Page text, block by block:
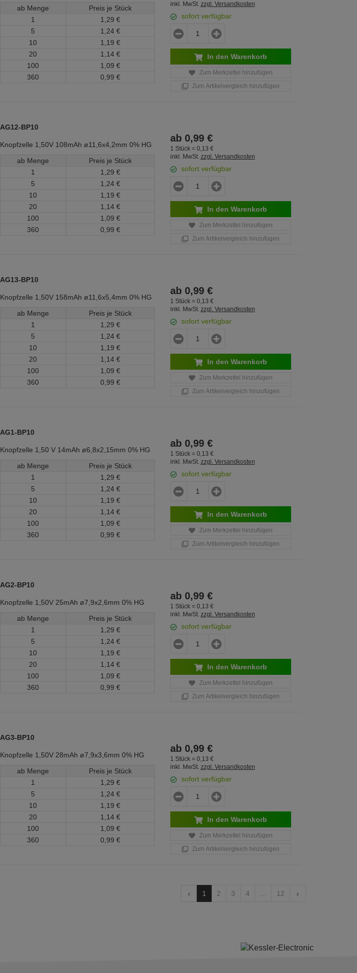
ab Menge
Preis je Stück
1
1, 29 €
5
1, 24 €
10
1, 19 €
20
1, 14 €
100
1, 09 €
360
0, 99 €
inkl. MwSt. zzgl. Versandkosten
sofort verfügbar
In den Warenkorb
Zum Merkzettel hinzufügen
Zum Artikelvergleich hinzufügen
AG12-BP10
Knopfzelle 1,50V 108mAh ø11,6x4,2mm 0% HG
ab Menge
Preis je Stück
1
1, 29 €
5
1, 24 €
10
1, 19 €
20
1, 14 €
100
1, 09 €
360
0, 99 €
ab 0,99 €
1 Stück = 0, 13 €
inkl. MwSt. zzgl. Versandkosten
sofort verfügbar
In den Warenkorb
Zum Merkzettel hinzufügen
Zum Artikelvergleich hinzufügen
AG13-BP10
Knopfzelle 1,50V 158mAh ø11,6x5,4mm 0% HG
ab Menge
Preis je Stück
1
1, 29 €
5
1, 24 €
10
1, 19 €
20
1, 14 €
100
1, 09 €
360
0, 99 €
ab 0,99 €
1 Stück = 0, 13 €
inkl. MwSt. zzgl. Versandkosten
sofort verfügbar
In den Warenkorb
Zum Merkzettel hinzufügen
Zum Artikelvergleich hinzufügen
AG1-BP10
Knopfzelle 1,50 V 14mAh ø6,8x2,15mm 0% HG
ab Menge
Preis je Stück
1
1, 29 €
5
1, 24 €
10
1, 19 €
20
1, 14 €
100
1, 09 €
360
0, 99 €
ab 0,99 €
1 Stück = 0, 13 €
inkl. MwSt. zzgl. Versandkosten
sofort verfügbar
In den Warenkorb
Zum Merkzettel hinzufügen
Zum Artikelvergleich hinzufügen
AG2-BP10
Knopfzelle 1,50V 25mAh ø7,9x2,6mm 0% HG
ab Menge
Preis je Stück
1
1, 29 €
5
1, 24 €
10
1, 19 €
20
1, 14 €
100
1, 09 €
360
0, 99 €
ab 0,99 €
1 Stück = 0, 13 €
inkl. MwSt. zzgl. Versandkosten
sofort verfügbar
In den Warenkorb
Zum Merkzettel hinzufügen
Zum Artikelvergleich hinzufügen
AG3-BP10
Knopfzelle 1,50V 28mAh ø7,9x3,6mm 0% HG
ab Menge
Preis je Stück
1
1, 29 €
5
1, 24 €
10
1, 19 €
20
1, 14 €
100
1, 09 €
360
0, 99 €
ab 0,99 €
1 Stück = 0, 13 €
inkl. MwSt. zzgl. Versandkosten
sofort verfügbar
In den Warenkorb
Zum Merkzettel hinzufügen
Zum Artikelvergleich hinzufügen
1 2 3 4 12